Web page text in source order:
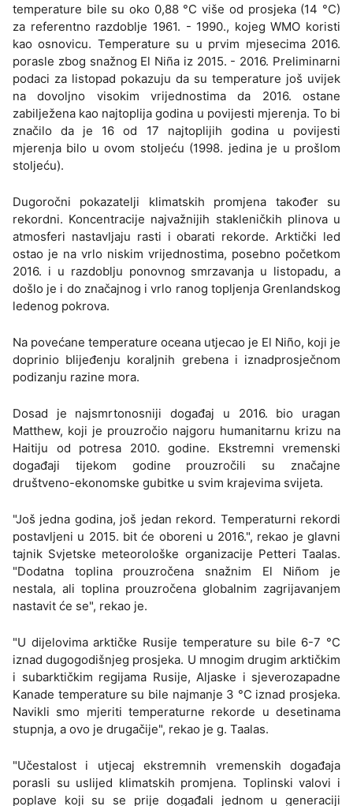
temperature bile su oko 0,88 °C više od prosjeka (14 °C)
za referentno razdoblje 1961. - 1990., kojeg WMO koristi
kao osnovicu. Temperature su u prvim mjesecima 2016.
porasle zbog snažnog El Niña iz 2015. - 2016. Preliminarni
podaci za listopad pokazuju da su temperature još uvijek
na dovoljno visokim vrijednostima da 2016. ostane
zabilježena kao najtoplija godina u povijesti mjerenja. To bi
značilo da je 16 od 17 najtoplijih godina u povijesti
mjerenja bilo u ovom stoljeću (1998. jedina je u prošlom
stoljeću).
Dugoročni pokazatelji klimatskih promjena također su
rekordni. Koncentracije najvažnijih stakleničkih plinova u
atmosferi nastavljaju rasti i obarati rekorde. Arktički led
ostao je na vrlo niskim vrijednostima, posebno početkom
2016. i u razdoblju ponovnog smrzavanja u listopadu, a
došlo je i do značajnog i vrlo ranog topljenja Grenlandskog
ledenog pokrova.
Na povećane temperature oceana utjecao je El Niño, koji je
doprinio blijeđenju koraljnih grebena i iznadprosječnom
podizanju razine mora.
Dosad je najsmrtonosniji događaj u 2016. bio uragan
Matthew, koji je prouzročio najgoru humanitarnu krizu na
Haitiju od potresa 2010. godine. Ekstremni vremenski
događaji tijekom godine prouzročili su značajne
društveno-ekonomske gubitke u svim krajevima svijeta.
"Još jedna godina, još jedan rekord. Temperaturni rekordi
postavljeni u 2015. bit će oboreni u 2016.", rekao je glavni
tajnik Svjetske meteorološke organizacije Petteri Taalas.
"Dodatna toplina prouzročena snažnim El Niñom je
nestala, ali toplina prouzročena globalnim zagrijavanjem
nastavit će se", rekao je.
"U dijelovima arktičke Rusije temperature su bile 6-7 °C
iznad dugogodišnjeg prosjeka. U mnogim drugim arktičkim
i subarktičkim regijama Rusije, Aljaske i sjeverozapadne
Kanade temperature su bile najmanje 3 °C iznad prosjeka.
Navikli smo mjeriti temperaturne rekorde u desetinama
stupnja, a ovo je drugačije", rekao je g. Taalas.
"Učestalost i utjecaj ekstremnih vremenskih događaja
porasli su uslijed klimatskih promjena. Toplinski valovi i
poplave koji su se prije događali jednom u generaciji